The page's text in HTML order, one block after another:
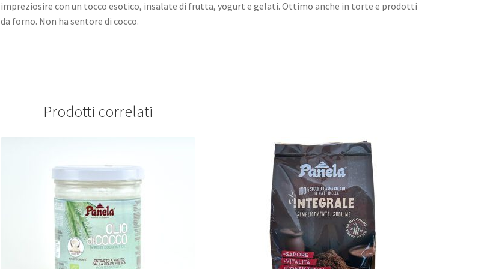
impreziosire con un tocco esotico, insalate di frutta, yogurt e gelati. Ottimo anche in torte e prodotti
da forno. Non ha sentore di cocco.
Prodotti correlati